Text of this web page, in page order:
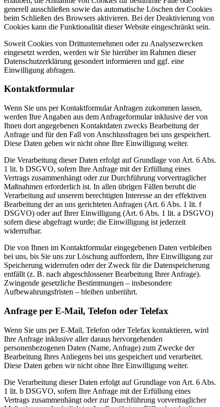
generell ausschließen sowie das automatische Löschen der Cookies
beim Schließen des Browsers aktivieren. Bei der Deaktivierung von
Cookies kann die Funktionalität dieser Website eingeschränkt sein.
Soweit Cookies von Drittunternehmen oder zu Analysezwecken
eingesetzt werden, werden wir Sie hierüber im Rahmen dieser
Datenschutzerklärung gesondert informieren und ggf. eine
Einwilligung abfragen.
Kontaktformular
Wenn Sie uns per Kontaktformular Anfragen zukommen lassen,
werden Ihre Angaben aus dem Anfrageformular inklusive der von
Ihnen dort angegebenen Kontaktdaten zwecks Bearbeitung der
Anfrage und für den Fall von Anschlussfragen bei uns gespeichert.
Diese Daten geben wir nicht ohne Ihre Einwilligung weiter.
Die Verarbeitung dieser Daten erfolgt auf Grundlage von Art. 6 Abs.
1 lit. b DSGVO, sofern Ihre Anfrage mit der Erfüllung eines
Vertrags zusammenhängt oder zur Durchführung vorvertraglicher
Maßnahmen erforderlich ist. In allen übrigen Fällen beruht die
Verarbeitung auf unserem berechtigten Interesse an der effektiven
Bearbeitung der an uns gerichteten Anfragen (Art. 6 Abs. 1 lit. f
DSGVO) oder auf Ihrer Einwilligung (Art. 6 Abs. 1 lit. a DSGVO)
sofern diese abgefragt wurde; die Einwilligung ist jederzeit
widerrufbar.
Die von Ihnen im Kontaktformular eingegebenen Daten verbleiben
bei uns, bis Sie uns zur Löschung auffordern, Ihre Einwilligung zur
Speicherung widerrufen oder der Zweck für die Datenspeicherung
entfällt (z. B. nach abgeschlossener Bearbeitung Ihrer Anfrage).
Zwingende gesetzliche Bestimmungen – insbesondere
Aufbewahrungsfristen – bleiben unberührt.
Anfrage per E-Mail, Telefon oder Telefax
Wenn Sie uns per E-Mail, Telefon oder Telefax kontaktieren, wird
Ihre Anfrage inklusive aller daraus hervorgehenden
personenbezogenen Daten (Name, Anfrage) zum Zwecke der
Bearbeitung Ihres Anliegens bei uns gespeichert und verarbeitet.
Diese Daten geben wir nicht ohne Ihre Einwilligung weiter.
Die Verarbeitung dieser Daten erfolgt auf Grundlage von Art. 6 Abs.
1 lit. b DSGVO, sofern Ihre Anfrage mit der Erfüllung eines
Vertrags zusammenhängt oder zur Durchführung vorvertraglicher